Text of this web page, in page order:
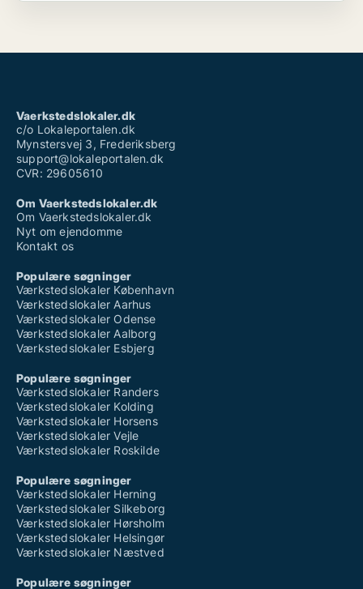
Vaerkstedslokaler.dk
c/o Lokaleportalen.dk
Mynstersvej 3, Frederiksberg
support@lokaleportalen.dk
CVR: 29605610
Om Vaerkstedslokaler.dk
Om Vaerkstedslokaler.dk
Nyt om ejendomme
Kontakt os
Populære søgninger
Værkstedslokaler København
Værkstedslokaler Aarhus
Værkstedslokaler Odense
Værkstedslokaler Aalborg
Værkstedslokaler Esbjerg
Populære søgninger
Værkstedslokaler Randers
Værkstedslokaler Kolding
Værkstedslokaler Horsens
Værkstedslokaler Vejle
Værkstedslokaler Roskilde
Populære søgninger
Værkstedslokaler Herning
Værkstedslokaler Silkeborg
Værkstedslokaler Hørsholm
Værkstedslokaler Helsingør
Værkstedslokaler Næstved
Populære søgninger